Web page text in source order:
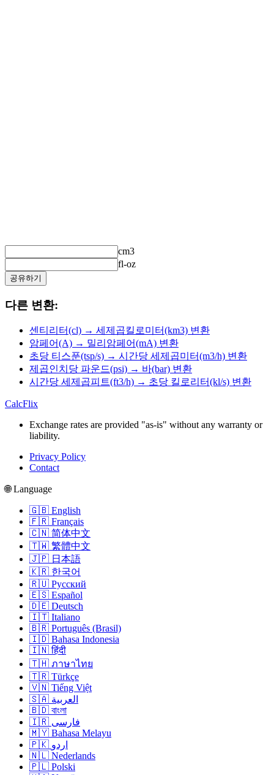
cm3
fl-oz
공유하기
다른 변환:
센티리터(cl) → 세제곱킬로미터(km3) 변환
암페어(A) → 밀리암페어(mA) 변환
초당 티스푼(tsp/s) → 시간당 세제곱미터(m3/h) 변환
제곱인치당 파운드(psi) → 바(bar) 변환
시간당 세제곱피트(ft3/h) → 초당 킬로리터(kl/s) 변환
CalcFlix
Exchange rates are provided "as-is" without any warranty or
liability.
Privacy Policy
Contact
🌐 Language
🇬🇧 English
🇫🇷 Français
🇨🇳 简体中文
🇹🇼 繁體中文
🇯🇵 日本語
🇰🇷 한국어
🇷🇺 Русский
🇪🇸 Español
🇩🇪 Deutsch
🇮🇹 Italiano
🇧🇷 Português (Brasil)
🇮🇩 Bahasa Indonesia
🇮🇳 हिंदी
🇹🇭 ภาษาไทย
🇹🇷 Türkçe
🇻🇳 Tiếng Việt
🇸🇦 العربية
🇧🇩 বাংলা
🇮🇷 فارسی
🇲🇾 Bahasa Melayu
🇵🇰 اردو
🇳🇱 Nederlands
🇵🇱 Polski